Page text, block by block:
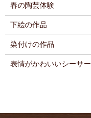
春の陶芸体験
下絵の作品
染付けの作品
表情がかわいいシーサー